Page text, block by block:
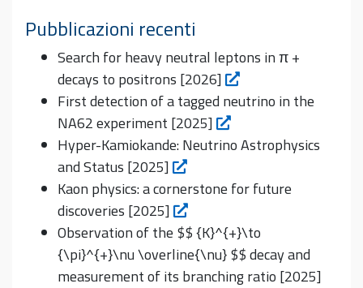
Pubblicazioni recenti
Search for heavy neutral leptons in π +
decays to positrons [2026]
First detection of a tagged neutrino in the
NA62 experiment [2025]
Hyper-Kamiokande: Neutrino Astrophysics
and Status [2025]
Kaon physics: a cornerstone for future
discoveries [2025]
Observation of the $$ {K}^{+}\to
{\pi}^{+}\nu \overline{\nu} $$ decay and
measurement of its branching ratio [2025]